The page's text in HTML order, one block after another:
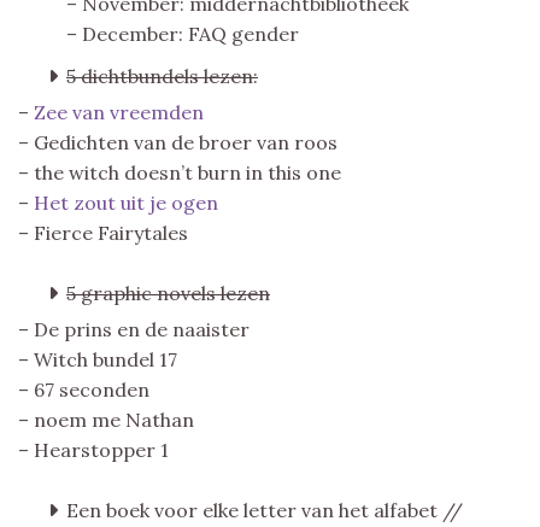
– December: FAQ gender
5 dichtbundels lezen:
– Zee van vreemden
– Gedichten van de broer van roos
– the witch doesn’t burn in this one
– Het zout uit je ogen
– Fierce Fairytales
5 graphic novels lezen
– De prins en de naaister
– Witch bundel 17
– 67 seconden
– noem me Nathan
– Hearstopper 1
Een boek voor elke letter van het alfabet //